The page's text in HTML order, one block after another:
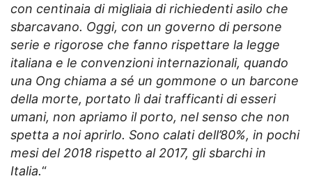
con centinaia di migliaia di richiedenti asilo che
sbarcavano. Oggi, con un governo di persone
serie e rigorose che fanno rispettare la legge
italiana e le convenzioni internazionali, quando
una Ong chiama a sé un gommone o un barcone
della morte, portato lì dai trafficanti di esseri
umani, non apriamo il porto, nel senso che non
spetta a noi aprirlo. Sono calati dell’80%, in pochi
mesi del 2018 rispetto al 2017, gli sbarchi in
Italia.“